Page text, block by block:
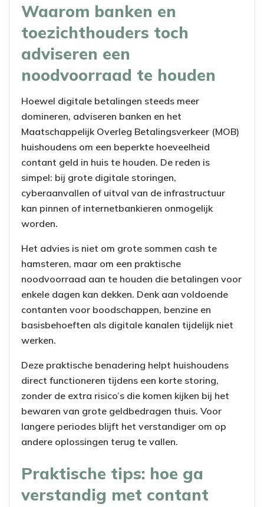
Waarom banken en
toezichthouders toch
adviseren een
noodvoorraad te houden
Hoewel digitale betalingen steeds meer
domineren, adviseren banken en het
Maatschappelijk Overleg Betalingsverkeer (MOB)
huishoudens om een beperkte hoeveelheid
contant geld in huis te houden. De reden is
simpel: bij grote digitale storingen,
cyberaanvallen of uitval van de infrastructuur
kan pinnen of internetbankieren onmogelijk
worden.
Het advies is niet om grote sommen cash te
hamsteren, maar om een praktische
noodvoorraad aan te houden die betalingen voor
enkele dagen kan dekken. Denk aan voldoende
contanten voor boodschappen, benzine en
basisbehoeften als digitale kanalen tijdelijk niet
werken.
Deze praktische benadering helpt huishoudens
direct functioneren tijdens een korte storing,
zonder de extra risico’s die komen kijken bij het
bewaren van grote geldbedragen thuis. Voor
langere periodes blijft het verstandiger om op
andere oplossingen terug te vallen.
Praktische tips: hoe ga
verstandig met contant